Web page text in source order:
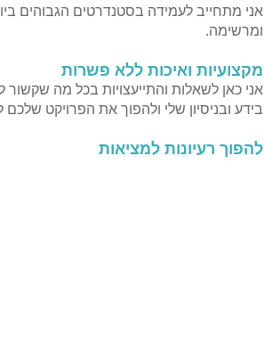
אני מתחייב לעמידה בסטנדרטים הגבוהים
ומרשימה.
מקצועיות ואיכות ללא פשרות
אני כאן לשאלות והתייעצויות בכל מה
בידע ובניסיון שלי ולהפוך את הפרויקט
להפוך רעיונות למציאות